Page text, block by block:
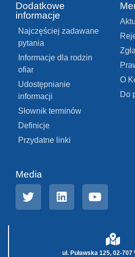
Dodatkowe
informacje
Najczęściej zadawane
pytania
Informacje dla rodzin
ofiar
Udostępnianie
informacji
Słownik terminów
Definicje
Przydatne linki
O
Do
Media
ul. Puławska 125, 02-707